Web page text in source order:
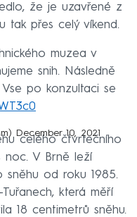
že je uzavřené z
tak přes celý víkend.
muzea v
snih. Následně
Vse po konzultaci se
December 10, 2021
celého čtvrtečního
noc. V Brně leží
sněhu od roku 1985.
která měří
18 centimetrů sněhu.